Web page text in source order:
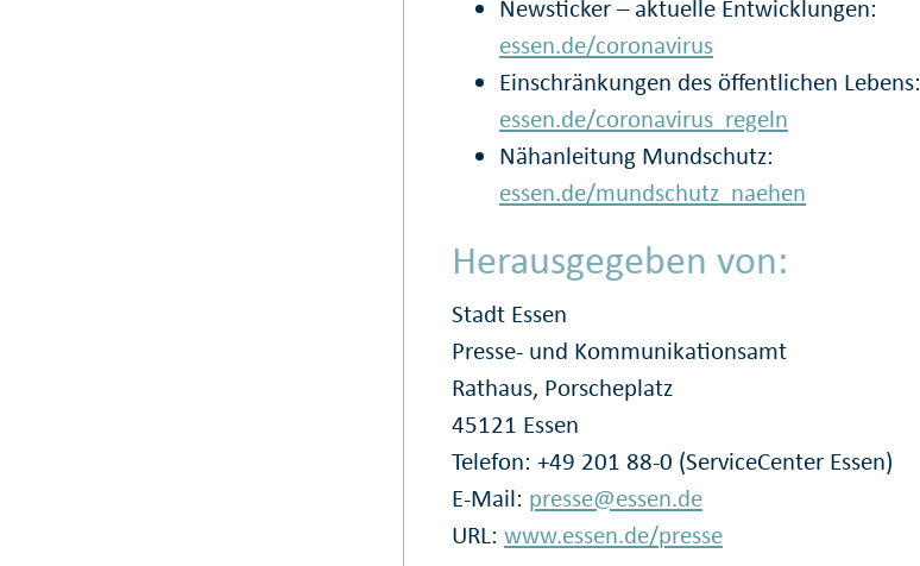
Newsticker – aktuelle Entwicklungen:
essen.de/coronavirus
Einschränkungen des öffentlichen Lebens:
essen.de/coronavirus_regeln
Nähanleitung Mundschutz:
essen.de/mundschutz_naehen
Herausgegeben von:
Stadt Essen
Presse- und Kommunikationsamt
Rathaus, Porscheplatz
45121 Essen
Telefon: +49 201 88-0 (ServiceCenter Essen)
E-Mail: presse@essen.de
URL:www.essen.de/presse